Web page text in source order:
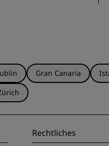
Gran Canaria
Rechtliches